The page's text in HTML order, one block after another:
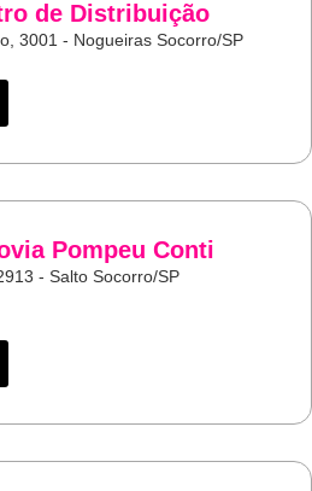
de Distribuição
3001 - Nogueiras Socorro/SP
Pompeu Conti
- Salto Socorro/SP